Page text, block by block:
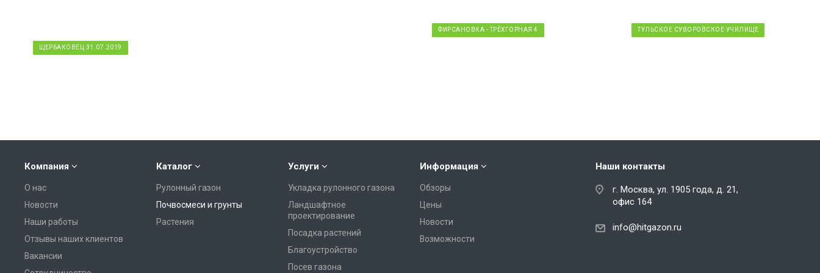
ЩЕРБАКОВЕЦ 31.07.2019
ФИРСАНОВКА - ТРЁХГОРНАЯ 4 ТУЛЬСКОЕ СУВОРОВСКОЕ УЧИЛИЩЕ
Компания
О нас
Новости
Наши работы
Отзывы наших клиентов
Вакансии
Каталог
Рулонный газон
Почвосмеси и грунты
Растения
Услуги
Укладка рулонного газона
Ландшафтное
проектирование
Посадка растений
Благоустройство
Посев газона
Информация
Обзоры
Цены
Новости
Возможности
Наши контакты
г. Москва, ул. 1905 года, д. 21,
офис 164
info@hitgazon.ru